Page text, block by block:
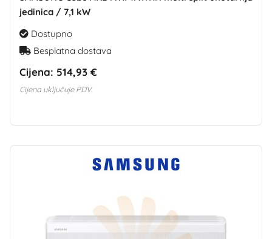
jedinica / 7,1 kW
Dostupno
Besplatna dostava
Cijena: 514,93 €
Cijena uključuje PDV.